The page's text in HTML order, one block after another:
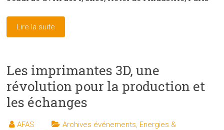
Lire la suite
Les imprimantes 3D, une
révolution pour la production et
les échanges
AFAS Archives événements Energies &